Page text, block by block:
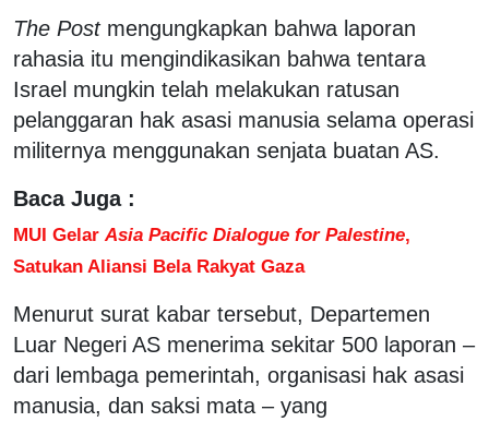
The Postmengungkapkan bahwa laporan
rahasia itu mengindikasikan bahwa tentara
Israel mungkin telah melakukan ratusan
pelanggaran hak asasi manusia selama operasi
militernya menggunakan senjata buatan AS.
Baca Juga :
MUI Gelar Asia Pacific Dialogue for Palestine,
Satukan Aliansi Bela Rakyat Gaza
Menurut surat kabar tersebut, Departemen
Luar Negeri AS menerima sekitar 500 laporan –
dari lembaga pemerintah, organisasi hak asasi
manusia, dan saksi mata – yang